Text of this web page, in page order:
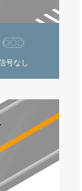
号なし